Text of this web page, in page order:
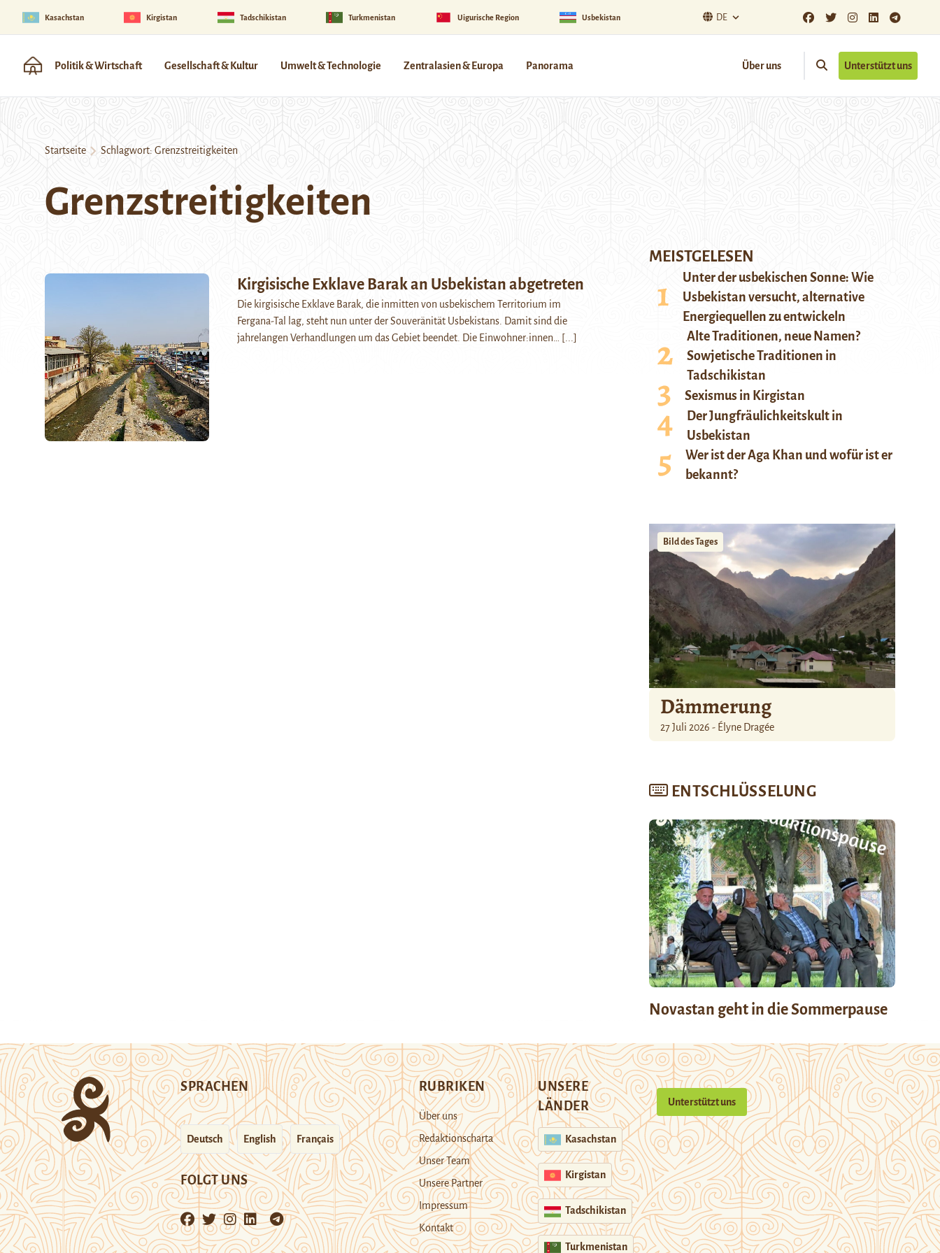
Kasachstan Kirgistan Tadschikistan Turkmenistan Uigurische Region Usbekistan DE
Politik & Wirtschaft Gesellschaft & Kultur Umwelt & Technologie Zentralasien & Europa Panorama Über uns Unterstützt uns
Startseite Schlagwort: Grenzstreitigkeiten
Grenzstreitigkeiten
Kirgisische Exklave Barak an Usbekistan abgetreten
Die kirgisische Exklave Barak, die inmitten von usbekischem Territorium im
Fergana-Tal lag, steht nun unter der Souveränität Usbekistans. Damit sind die
jahrelangen Verhandlungen um das Gebiet beendet. Die Einwohner:innen…
[...]
MEISTGELESEN
Unter der usbekischen Sonne: Wie
Usbekistan versucht, alternative
Energiequellen zu entwickeln
Alte Traditionen, neue Namen?
Sowjetische Traditionen in
Tadschikistan
Sexismus in Kirgistan
Der Jungfräulichkeitskult in
Usbekistan
Wer ist der Aga Khan und wofür ist er
bekannt?
Bild des Tages
Dämmerung
27 Juli 2026 - Élyne Dragée
ENTSCHLÜSSELUNG
Novastan geht in die Sommerpause
SPRACHEN
Deutsch English Français
FOLGT UNS
RUBRIKEN
Über uns
Redaktionscharta
Unser Team
Unsere Partner
Impressum
Kontakt
UNSERE
LÄNDER
Kasachstan
Kirgistan
Tadschikistan
Turkmenistan
Unterstützt uns